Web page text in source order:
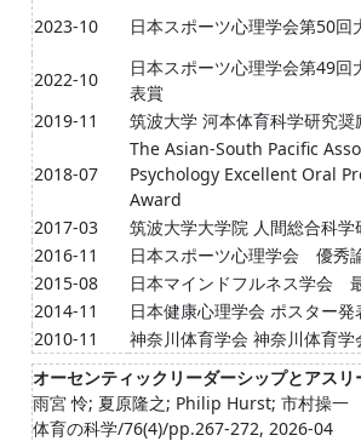
2023-10
⽇本スポーツ⼼理学会第50回
2022-10
日本スポーツ心理学会第49回
表賞
2019-11
筑波大学 河本体育科学研究奨
2018-07
The Asian-South Pacific
Psychology Excellent Oral
Award
2017-03
筑波大学大学院 人間総合科学
2016-11
日本スポーツ心理学会 優秀
2015-08
日本マインドフルネス学会
2014-11
日本健康心理学会 ポスター発
2010-11
神奈川体育学会 神奈川体育学
オーセンティックリーダーシップとアス
雨宮 怜; 夏原隆之; Philip Hurst; 市村操一
体育の科学/76(4)/pp.267-272, 2026-04